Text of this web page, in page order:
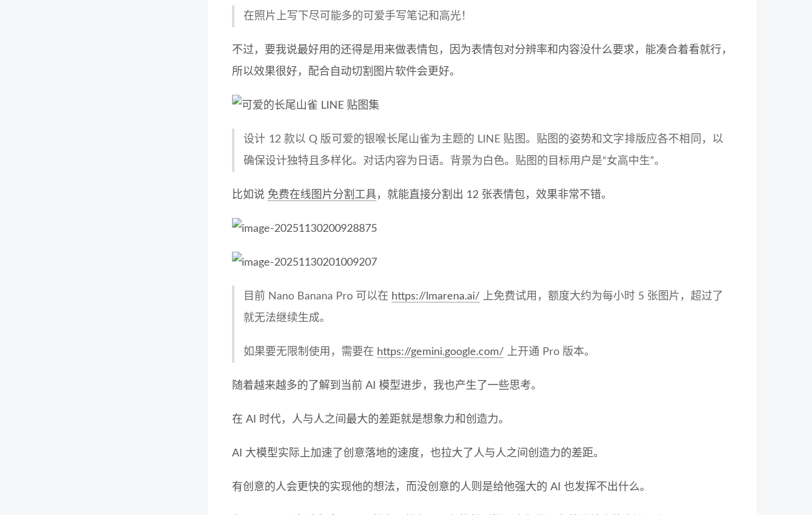
在照片上写下尽可能多的可爱手写笔记和高光！
不过，要我说最好用的还得是用来做表情包，因为表情包对分辨率和内容没什么要求，能凑合着看就行，
所以效果很好，配合自动切割图片软件会更好。
设计 12 款以 Q 版可爱的银喉长尾山雀为主题的 LINE 贴图。贴图的姿势和文字排版应各不相同，以
确保设计独特且多样化。对话内容为日语。背景为白色。贴图的目标用户是“女高中生”。
比如说 免费在线图片分割工具 ，就能直接分割出 12 张表情包，效果非常不错。
目前 Nano Banana Pro 可以在 https://lmarena.ai/ 上免费试用，额度大约为每小时 5 张图片，超过了
就无法继续生成。
如果要无限制使用，需要在 https://gemini.google.com/ 上开通 Pro 版本。
随着越来越多的了解到当前 AI 模型进步，我也产生了一些思考。
在 AI 时代，人与人之间最大的差距就是想象力和创造力。
AI 大模型实际上加速了创意落地的速度，也拉大了人与人之间创造力的差距。
有创意的人会更快的实现他的想法，而没创意的人则是给他强大的 AI 也发挥不出什么。